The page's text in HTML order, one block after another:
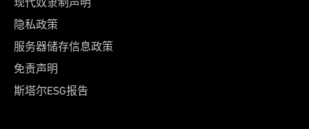
现代奴隶制声明
隐私政策
服务器储存信息政策
免责声明
斯塔尔ESG报告